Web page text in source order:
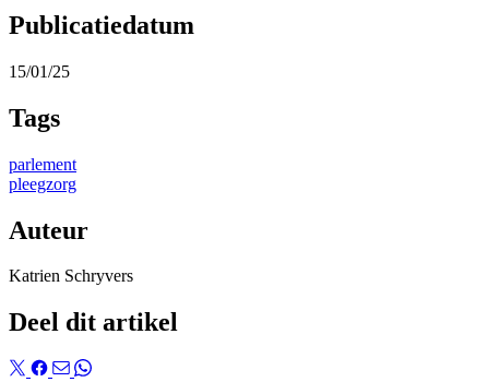
Publicatiedatum
15/01/25
Tags
parlement
pleegzorg
Auteur
Katrien Schryvers
Deel dit artikel